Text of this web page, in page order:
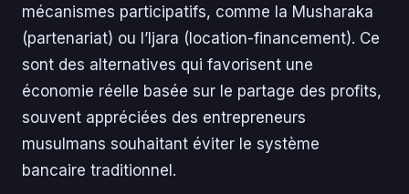
mécanismes participatifs, comme la Musharaka
(partenariat) ou l’Ijara (location-financement). Ce
sont des alternatives qui favorisent une
économie réelle basée sur le partage des profits,
souvent appréciées des entrepreneurs
musulmans souhaitant éviter le système
bancaire traditionnel.